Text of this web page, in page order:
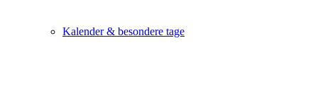
Kalender & besondere tage